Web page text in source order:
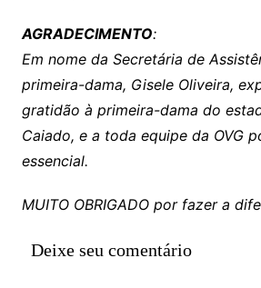
AGRADECIMENTO:
Em nome da Secretária de
primeira-dama, Gisele Oliveira,
gratidão à primeira-dama do
Caiado, e a toda equipe da OVG
essencial.
MUITO OBRIGADO por fazer a
Deixe seu comentário